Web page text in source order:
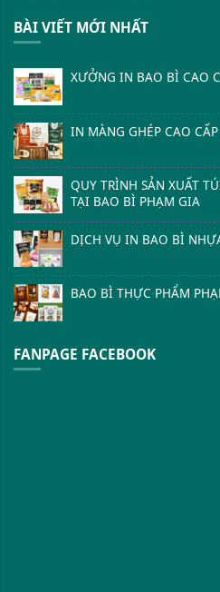
BÀI VIẾT MỚI NHẤT
XƯỞNG IN BAO BÌ CAO
IN MÀNG GHÉP CAO
QUY TRÌNH SẢN XUẤT
TẠI BAO BÌ PHẠM GIA
DỊCH VỤ IN BAO BÌ
BAO BÌ THỰC PHẨM
FANPAGE FACEBOOK